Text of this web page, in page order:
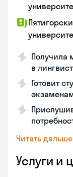
Получила
в
Готовит
Читать дальше
Услуги и